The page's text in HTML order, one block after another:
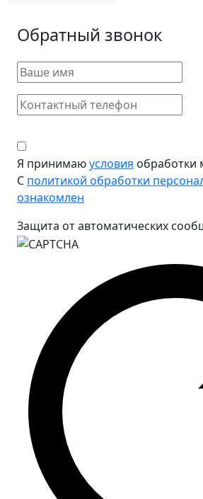
Обратный звонок
Я принимаюусловия обработки
С политикой обработки
ознакомлен
Защита от автоматических